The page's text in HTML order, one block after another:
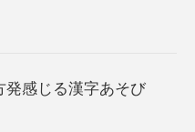
発感じる漢字あそび